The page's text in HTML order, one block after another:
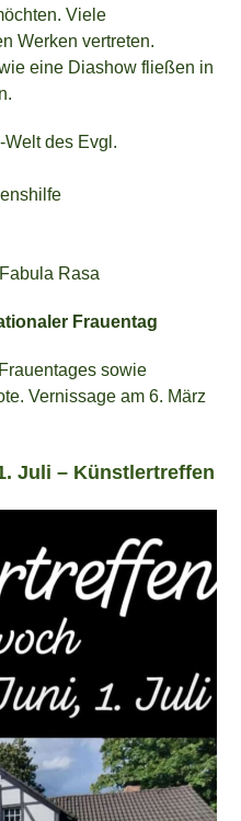
Viele
Werken vertreten.
eine Diashow fließen in
des Evgl.
Rasa
Frauentag
sowie
Vernissage am 6. März
Juli – Künstlertreffen